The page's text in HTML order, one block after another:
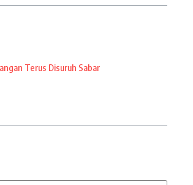
Terus Disuruh Sabar